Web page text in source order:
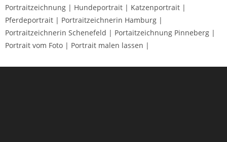
Portraitzeichnung | Hundeportrait | Katzenportrait |
Pferdeportrait | Portraitzeichnerin Hamburg |
Portraitzeichnerin Schenefeld | Portaitzeichnung Pinneberg |
Portrait vom Foto | Portrait malen lassen |